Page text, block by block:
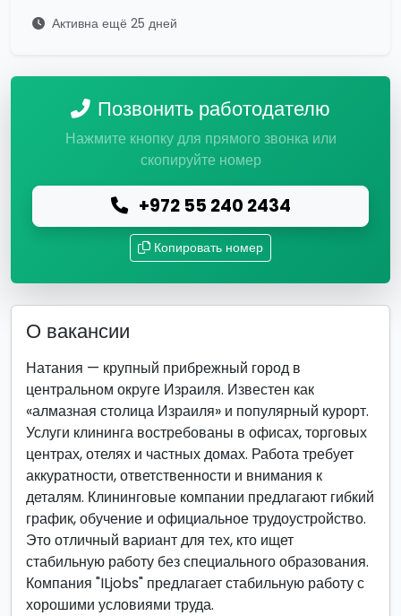
Активна ещё 25 дней
Позвонить работодателю
Нажмите кнопку для прямого звонка или
скопируйте номер
+972 55 240 2434
Копировать номер
О вакансии
Натания — крупный прибрежный город в
центральном округе Израиля. Известен как
«алмазная столица Израиля» и популярный курорт.
Услуги клининга востребованы в офисах, торговых
центрах, отелях и частных домах. Работа требует
аккуратности, ответственности и внимания к
деталям. Клининговые компании предлагают гибкий
график, обучение и официальное трудоустройство.
Это отличный вариант для тех, кто ищет
стабильную работу без специального образования.
Компания "ILjobs" предлагает стабильную работу с
хорошими условиями труда.